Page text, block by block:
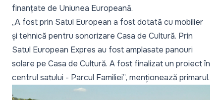
finanțate de Uniunea Europeană.
„A fost prin Satul European a fost dotată cu mobilier
și tehnică pentru sonorizare Casa de Cultură. Prin
Satul European Expres au fost amplasate panouri
solare pe Casa de Cultură. A fost finalizat un proiect în
centrul satului - Parcul Familiei”, menționează primarul.